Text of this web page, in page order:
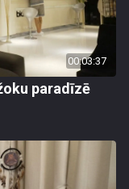
00:03:37
paradīzē